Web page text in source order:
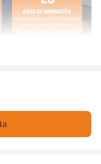
mecánicos cualificados
modificaciones de